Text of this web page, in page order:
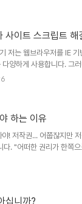
비주얼 베이직 스크립트
있지 않아 또다시 작업
이트 스크립트 해
저는 웹브라우저를 IE 기
양하게 사용합니다. 그
러(특히 버전 8)에서 일
용하는 것이기에... 궁극
감안하면, 그 서비스를
하는 이유
! 저작권... 어쭙잖지만
. "어떠한 권리가 한쪽
말하고자 하는 저작권은
십니까?